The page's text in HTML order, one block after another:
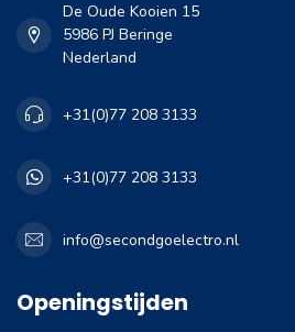
De Oude Kooien 15
5986 PJ Beringe
Nederland
+31(0)77 208 3133
+31(0)77 208 3133
info@secondgoelectro.nl
Openingstijden